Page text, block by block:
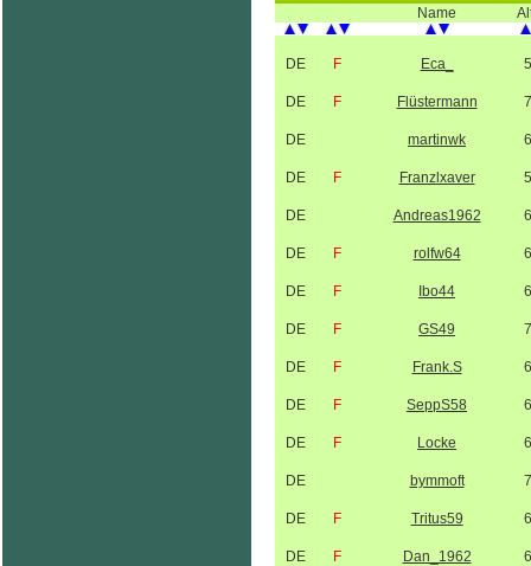
Name
DE F Eca_
DE F Flüstermann
DE martinwk
DE F Franzlxaver
DE Andreas1962
DE F rolfw64
DE F Ibo44
DE F GS49
DE F Frank.S
DE F SeppS58
DE F Locke
DE bymmoft
DE F Tritus59
DE F Dan_1962